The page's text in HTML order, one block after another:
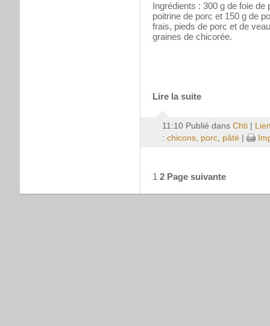
Ingrédients : 300 g de foie
poitrine de porc et 150 g de
frais, pieds de porc et de
graines de chicorée.
Lire la suite
11:10 Publié dans Chti|
: chicons, porc, pâté|
1 2 Page suivante